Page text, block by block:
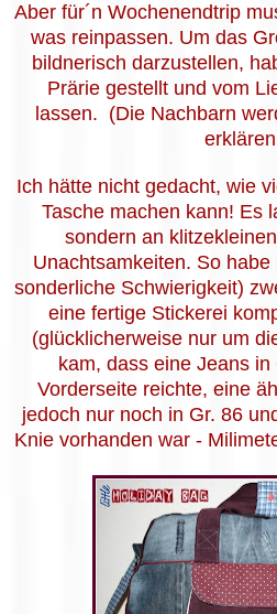
Aber für´n Wochenendtrip
was reinpassen. Um das
bildnerisch darzustellen,
Prärie gestellt und vom
lassen. (Die Nachbarn
Ich hätte nicht gedacht, wie
Tasche machen kann! Es
sondern an
Unachtsamkeiten. So
sonderliche Schwierigkeit)
eine fertige Stickerei
(glücklicherweise nur um
kam, dass eine Jeans
Vorderseite reichte, eine
jedoch nur noch in Gr. 86
Knie vorhanden war -